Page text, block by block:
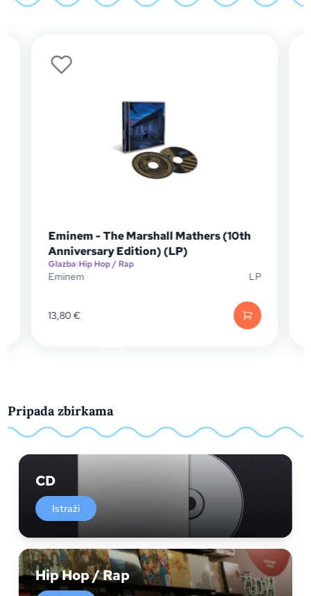
Eminem - The Marshall Mathers (10th
Anniversary Edition) (LP)
Glazba|Hip Hop / Rap
Eminem LP
13,80€
Pripada zbirkama
CD
Istraži
Hip Hop / Rap